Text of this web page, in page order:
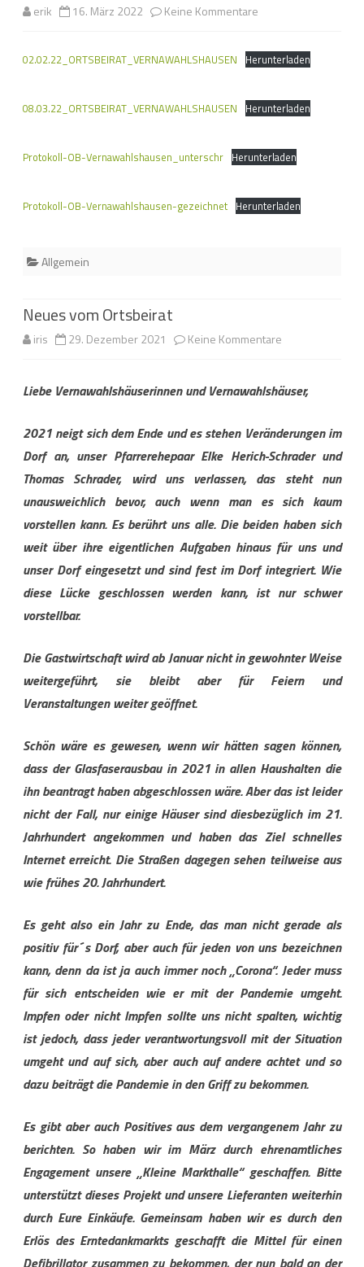
erik 16. März 2022 Keine Kommentare
der
des
02.02.22_ORTSBEIRAT_VERNAWAHLSHAUSEN Herunterladen
08.03.22_ORTSBEIRAT_VERNAWAHLSHAUSEN Herunterladen
Protokoll-OB-Vernawahlshausen_unterschr Herunterladen
Protokoll-OB-Vernawahlshausen-gezeichnet Herunterladen
Allgemein
Neues vom Ortsbeirat
iris 29. Dezember 2021 Keine Kommentare
vom
Liebe Vernawahlshäuserinnen und Vernawahlshäuser,
2021 neigt sich dem Ende und es stehen Veränderungen im
Dorf an, unser Pfarrerehepaar Elke Herich-Schrader und
Thomas Schrader, wird uns verlassen, das steht nun
unausweichlich bevor, auch wenn man es sich kaum
vorstellen kann. Es berührt uns alle. Die beiden haben sich
weit über ihre eigentlichen Aufgaben hinaus für uns und
unser Dorf eingesetzt und sind fest im Dorf integriert. Wie
diese Lücke geschlossen werden kann, ist nur schwer
vorstellbar.
Die Gastwirtschaft wird ab Januar nicht in gewohnter Weise
weitergeführt, sie bleibt aber für Feiern und
Veranstaltungen weiter geöffnet.
Schön wäre es gewesen, wenn wir hätten sagen können,
dass der Glasfaserausbau in 2021 in allen Haushalten die
ihn beantragt haben abgeschlossen wäre. Aber das ist leider
nicht der Fall, nur einige Häuser sind diesbezüglich im 21.
Jahrhundert angekommen und haben das Ziel schnelles
Internet erreicht. Die Straßen dagegen sehen teilweise aus
wie frühes 20. Jahrhundert.
Es geht also ein Jahr zu Ende, das man nicht gerade als
positiv für´s Dorf, aber auch für jeden von uns bezeichnen
kann, denn da ist ja auch immer noch„Corona“. Jeder muss
für sich entscheiden wie er mit der Pandemie umgeht.
Impfen oder nicht Impfen sollte uns nicht spalten, wichtig
ist jedoch, dass jeder verantwortungsvoll mit der Situation
umgeht und auf sich, aber auch auf andere achtet und so
dazu beiträgt die Pandemie in den Griff zu bekommen.
Es gibt aber auch Positives aus dem vergangenem Jahr zu
berichten. So haben wir im März durch ehrenamtliches
Engagement unsere „Kleine Markthalle“geschaffen. Bitte
unterstützt dieses Projekt und unsere Lieferanten weiterhin
durch Eure Einkäufe. Gemeinsam haben wir es durch den
Erlös des Erntedankmarkts geschafft die Mittel für einen
Defibrillator zusammen zu bekommen, der nun bald an der